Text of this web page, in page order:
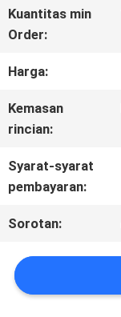
WISATA
KONTROL
BERITA
Kuantitas min
Order:
Harga:
Kemasan
rincian:
Syarat-syarat
pembayaran:
Sorotan: